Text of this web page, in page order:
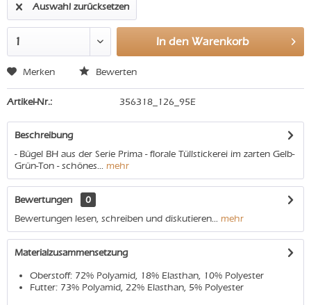
Auswahl zurücksetzen
In den Warenkorb
Merken Bewerten
Artikel-Nr.: 356318_126_95E
Beschreibung
- Bügel BH aus der Serie Prima - florale Tüllstickerei im zarten Gelb-
Grün-Ton - schönes... mehr
Bewertungen
0
Bewertungen lesen, schreiben und diskutieren... mehr
Materialzusammensetzung
Oberstoff: 72% Polyamid, 18% Elasthan, 10% Polyester
Futter: 73% Polyamid, 22% Elasthan, 5% Polyester